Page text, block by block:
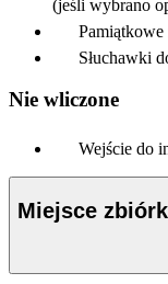
(jeśli wybrano
Słuchawki
Nie wliczone
Wejście do
Miejsce